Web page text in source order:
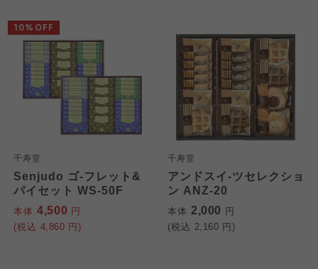
千寿堂
Senjudo ゴ-フレット&
パイセット WS-50F
本体 4,500 円
(税込 4,860 円)
10%OFF
千寿堂
アンドスイ-ツセレクショ
ン ANZ-20
本体 2,000 円
(税込 2,160 円)